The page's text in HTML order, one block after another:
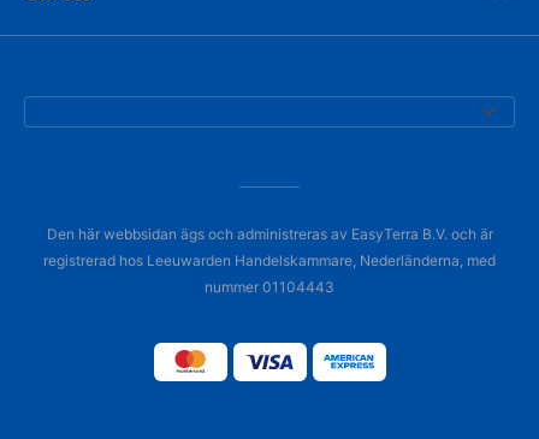
Den här webbsidan ägs och administreras av EasyTerra B.V. och är
registrerad hos Leeuwarden Handelskammare, Nederländerna, med
nummer 01104443